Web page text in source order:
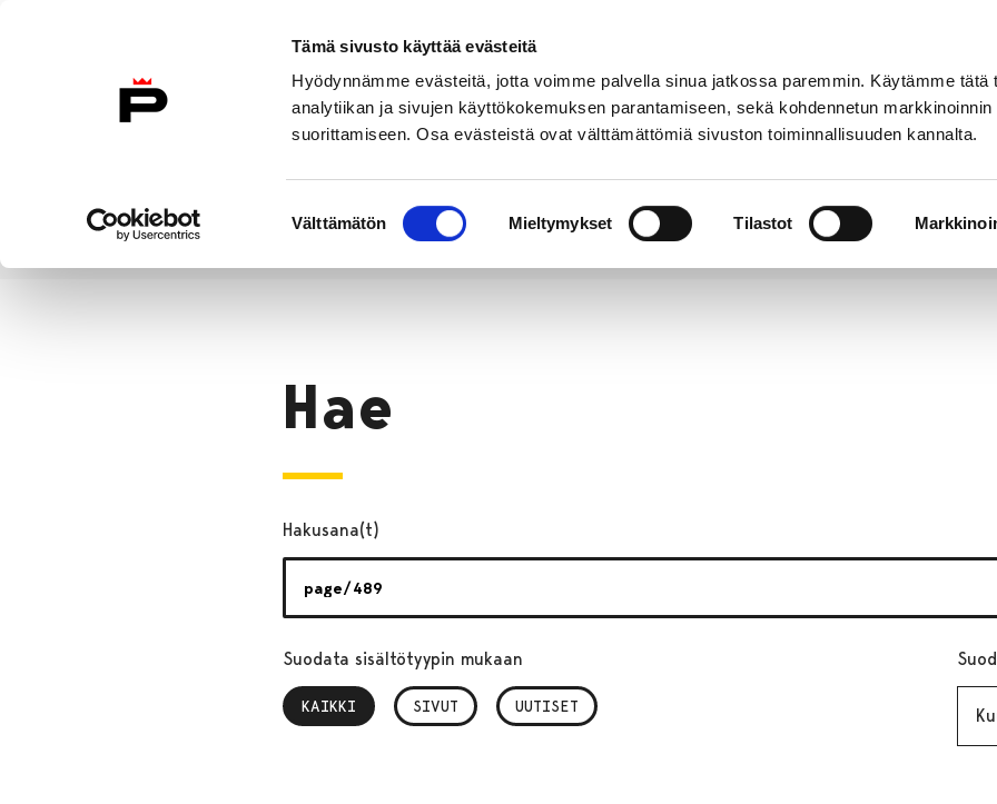
Tämä sivusto käyttää evästeitä
Hyödynnämme evästeitä, jotta voimme palvella sinua jatkossa paremmin. Käytämme tätä
analytiikan ja sivujen käyttökokemuksen parantamiseen, sekä kohdennetun markkinoinnin
suorittamiseen. Osa evästeistä ovat välttämättömiä sivuston toiminnallisuuden kannalta.
valinta
Välttämätön Mieltymykset Tilastot
Etusivulle
Etusivu
Hae
Hakusana(t)
Suodata sisältötyypin mukaan
KAIKKI
, VALITTU SIVUT UUTISET